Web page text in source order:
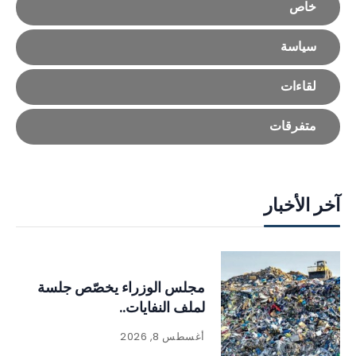
خاص
سياسة
لقاءات
متفرقات
آخر الأخبار
مجلس الوزراء يخصّص جلسة
لملف النفايات..
أغسطس 8, 2026